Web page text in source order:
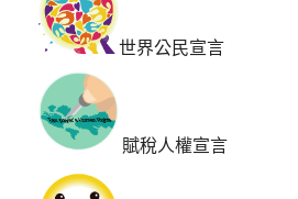
世界公民宣言
賦稅人權宣言